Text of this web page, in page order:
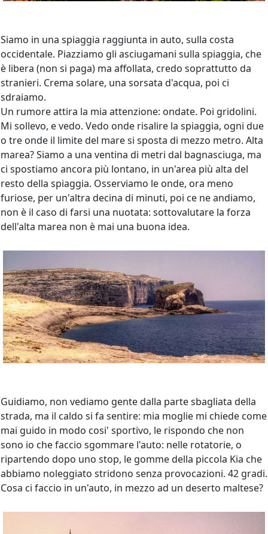
Siamo in una spiaggia raggiunta in auto, sulla costa
occidentale. Piazziamo gli asciugamani sulla spiaggia, che
è libera (non si paga) ma affollata, credo soprattutto da
stranieri. Crema solare, una sorsata d'acqua, poi ci
sdraiamo.
Un rumore attira la mia attenzione: ondate. Poi gridolini.
Mi sollevo, e vedo. Vedo onde risalire la spiaggia, ogni due
o tre onde il limite del mare si sposta di mezzo metro. Alta
marea? Siamo a una ventina di metri dal bagnasciuga, ma
ci spostiamo ancora più lontano, in un'area più alta del
resto della spiaggia. Osserviamo le onde, ora meno
furiose, per un'altra decina di minuti, poi ce ne andiamo,
non è il caso di farsi una nuotata: sottovalutare la forza
dell'alta marea non è mai una buona idea.
Guidiamo, non vediamo gente dalla parte sbagliata della
strada, ma il caldo si fa sentire: mia moglie mi chiede come
mai guido in modo cosi' sportivo, le rispondo che non
sono io che faccio sgommare l'auto: nelle rotatorie, o
ripartendo dopo uno stop, le gomme della piccola Kia che
abbiamo noleggiato stridono senza provocazioni. 42 gradi.
Cosa ci faccio in un'auto, in mezzo ad un deserto maltese?